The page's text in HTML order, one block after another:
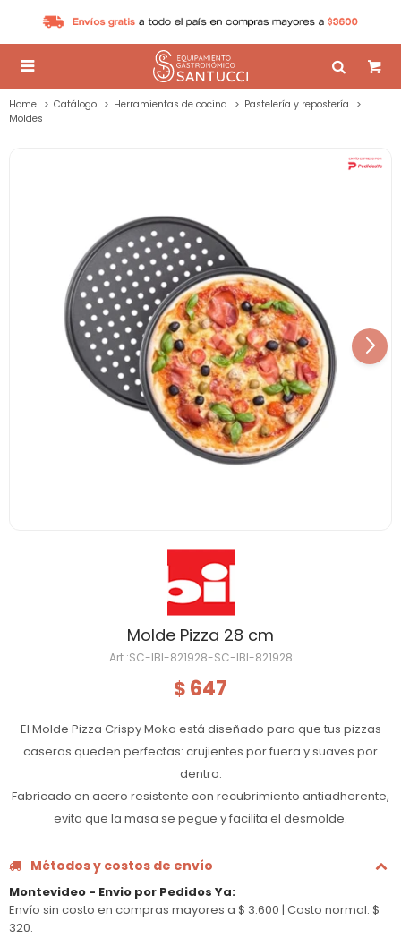

Home Catálogo Herramientas de cocina
Pastelería y repostería
Moldes
Molde Pizza 28 cm
SC-IBI-821928-SC-IBI-821928
$ 647
El Molde Pizza Crispy Moka está diseñado para que tus pizzas
caseras queden perfectas: crujientes por fuera y suaves por
dentro.
Fabricado en acero resistente con recubrimiento antiadherente,
evita que la masa se pegue y facilita el desmolde.
Métodos y costos de envío
Montevideo - Envio por Pedidos Ya:
Envío sin costo en compras mayores a $ 3.600 | Costo normal: $
320.